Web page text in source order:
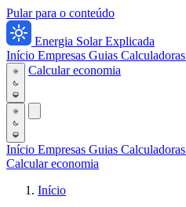
Pular para o conteúdo
Energia Solar Explicada
Início Empresas Guias Calculadoras
Calcular economia
Início Empresas Guias Calculadoras
Calcular economia
Início